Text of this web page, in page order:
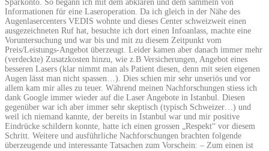
Sparkonto. So begann ich mit dem abklären und dem sammeln von
Informationen für eine Laseroperation. Da ich gleich in der Nähe des
Augenlasercenters VEDIS wohnte und dieses Center schweizweit einen
ausgezeichneten Ruf hat, besuchte ich dort einen Infoanlass, machte eine
Voruntersuchung und war bis und mit zu diesem Zeitpunkt vom
Preis/Leistungs-Angebot überzeugt. Leider kamen aber danach immer mehr
(verdeckte) Zusatzkosten hinzu, wie z.B Versicherungen, Angebot eines
besseren Lasers (klar nimmt man als Patient diesen, denn mit seien eigenen
Augen lässt man nicht spassen…). Dies schien mir sehr unseriös und vor
allem kam mir alles zu teuer. Während meinen Nachforschungen stiess ich
dank Google immer wieder auf die Laser Angebote in Istanbul. Diesen
gegenüber war ich aber immer sehr skeptisch (typisch Schweizer…) und
weil ich niemand kannte, der bereits in Istanbul war und mir positive
Eindrücke schildern konnte, hatte ich einen grossen „Respekt“ vor diesem
Schritt. Weitere und ausführliche Nachforschungen brachten folgende
überzeugende und interessante Tatsachen zum Vorschein: – Zum einen ist